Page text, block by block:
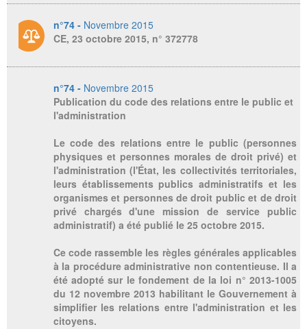
n°74 - Novembre 2015
CE, 23 octobre 2015, n° 372778
n°74 - Novembre 2015
Publication du code des relations entre le public et
l'administration
Le code des relations entre le public (personnes
physiques et personnes morales de droit privé) et
l'administration (l'État, les collectivités territoriales,
leurs établissements publics administratifs et les
organismes et personnes de droit public et de droit
privé chargés d'une mission de service public
administratif) a été publié le 25 octobre 2015.
Ce code rassemble les règles générales applicables
à la procédure administrative non contentieuse. Il a
été adopté sur le fondement de la loi n° 2013-1005
du 12 novembre 2013 habilitant le Gouvernement à
simplifier les relations entre l'administration et les
citoyens.